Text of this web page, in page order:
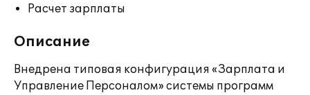
Расчет зарплаты
Описание
Внедрена типовая конфигурация «Зарплата и
Управление Персоналом» системы программ